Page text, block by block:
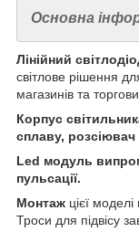
Основна
Лінійний
світлове рішення
магазинів та
Корпус
сплаву, розсіювач
Led модуль
пульсації.
Монтаж цієї
Троси для підвісу